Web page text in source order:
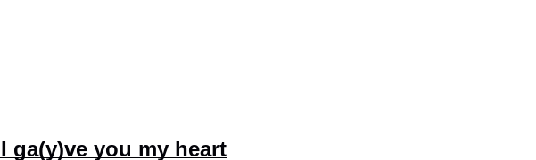
ga(y)ve you my heart